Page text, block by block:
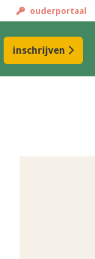
inschrijven
ouderportaal